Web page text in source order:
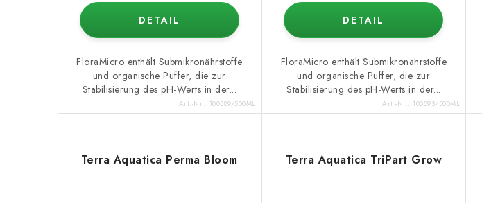
DETAIL
FloraMicro enthält Submikronährstoffe
und organische Puffer, die zur
Stabilisierung des pH-Werts in der...
Art.-Nr.: 100589/500ML
DETAIL
FloraMicro enthält Submikronährstoffe
und organische Puffer, die zur
Stabilisierung des pH-Werts in der...
Art.-Nr.: 100593/500ML
Terra Aquatica Perma Bloom Terra Aquatica TriPart Grow